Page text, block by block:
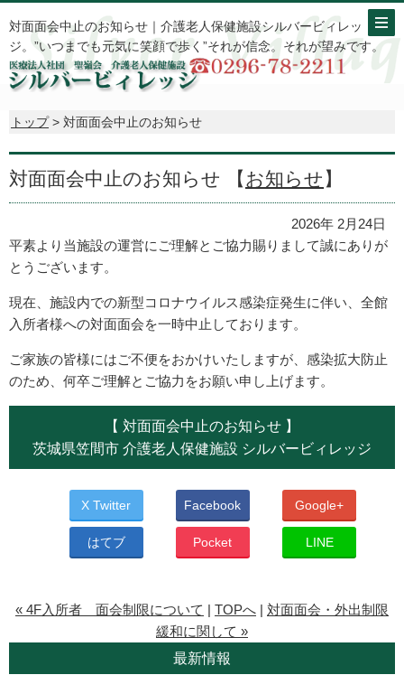
対面面会中止のお知らせ｜介護老人保健施設シルバービィレッ
ジ。”いつまでも元気に笑顔で歩く”それが信念。それが望みです。
トップ> 対面面会中止のお知らせ
対面面会中止のお知らせ 【 お知らせ 】
2026年 2月24日
平素より当施設の運営にご理解とご協力賜りまして誠にありが
とうございます。
現在、施設内での新型コロナウイルス感染症発生に伴い、全館
入所者様への対面面会を一時中止しております。
ご家族の皆様にはご不便をおかけいたしますが、感染拡大防止
のため、何卒ご理解とご協力をお願い申し上げます。
【 対面面会中止のお知らせ 】
茨城県笠間市 介護老人保健施設 シルバービィレッジ
X Twitter Facebook Google+
はてブ Pocket LINE
« 4F入所者 面会制限について | TOPへ | 対面面会・外出制限
緩和に関して »
最新情報